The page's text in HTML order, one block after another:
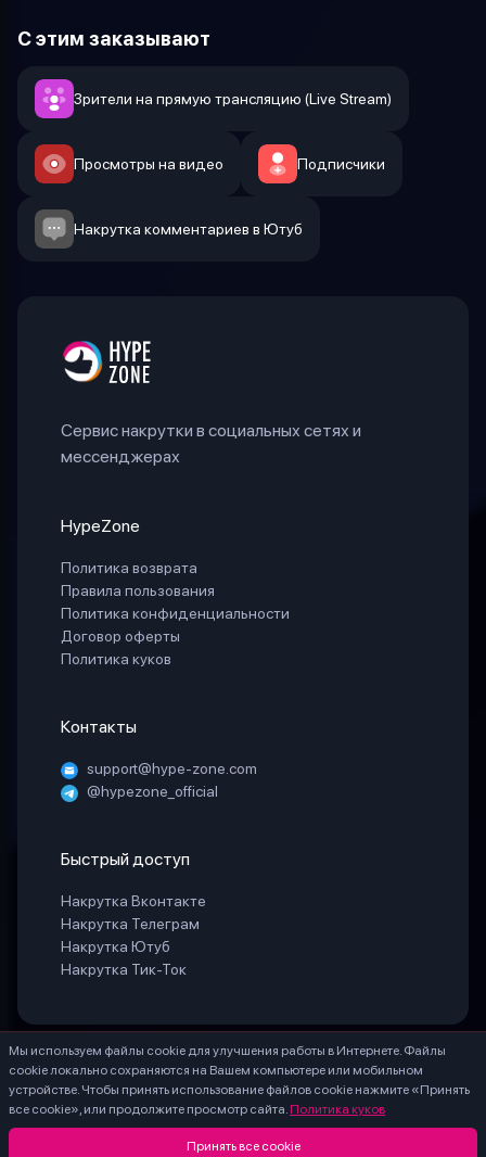
С этим заказывают
Зрители на прямую трансляцию (Live Stream)
Просмотры на видео Подписчики
Накрутка комментариев в Ютуб
Мы используем файлы cookie для улучшения работы в Интернете. Файлы
cookie локально сохраняются на Вашем компьютере или мобильном
устройстве. Чтобы принять использование файлов cookie нажмите «Принять
все cookie», или продолжите просмотр сайта. Политика куков
Принять все cookie
Сервис накрутки в социальных сетях и
мессенджерах
HypeZone
Политика возврата
Правила пользования
Политика конфиденциальности
Договор оферты
Политика куков
Контакты
support@hype-zone.com
@hypezone_official
Быстрый доступ
Накрутка Вконтакте
Накрутка Телеграм
Накрутка Ютуб
Накрутка Тик-Ток
© 2025 «HypeZone». Все права защищены.
ИП БЕЛАЯ СВЕТЛАНА ГЕННАДИЕВНА ИНН 771888066530 ОГРНИП
324774600203756
* – Meta Platforms Inc. (Facebook, Instagram) - признана экстремистской, ее